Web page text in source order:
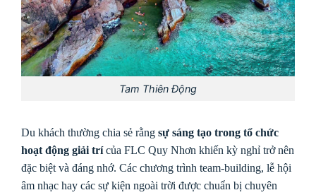
Tam Thiên Động
Du khách thường chia sẻ rằng sự sáng tạo trong tổ chức
hoạt động giải trícủa FLC Quy Nhơn khiến kỳ nghỉ trở nên
đặc biệt và đáng nhớ. Các chương trình team-building, lễ hội
âm nhạc hay các sự kiện ngoài trời được chuẩn bị chuyên